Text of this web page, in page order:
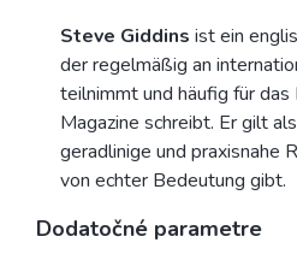
Steve Giddins ist ein
der regelmäßig an
teilnimmt und häufig für das
Magazine schreibt. Er gilt
geradlinige und praxisnahe
von echter Bedeutung gibt.
Dodatočné parametre